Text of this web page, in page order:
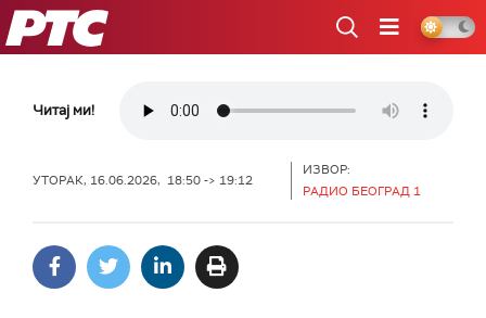
РТС
Читај ми!
УТОРАК, 16.06.2026, 18:50 -> 19:12
ИЗВОР:
РАДИО БЕОГРАД 1